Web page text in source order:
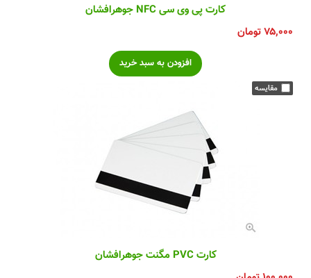
کارت پی وی سی NFC جوهرافشان
۷۵,۰۰۰تومان
کارت PVC مگنت جوهرافشان